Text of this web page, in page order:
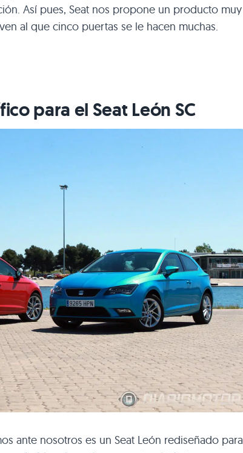
Así pues, Seat nos propone un producto muy
al que cinco puertas se le hacen muchas.
para el Seat León SC
ante nosotros es un Seat León rediseñado para